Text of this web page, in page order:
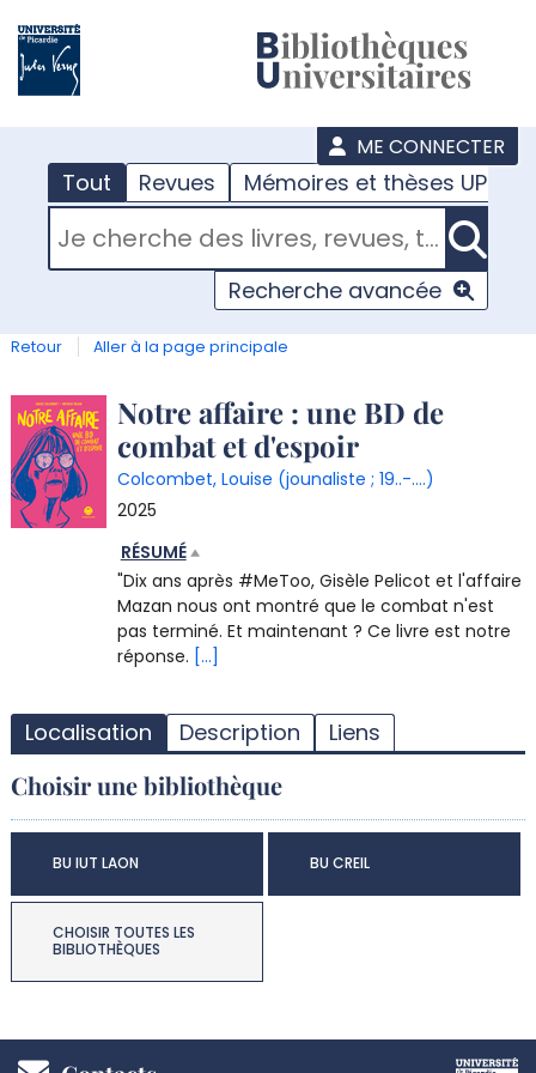
ME CONNECTER
Tout Revues Mémoires et thèses UPJV
RECHERCHER DANS "TOUT"
Recherche avancée
Retour Aller à la page principale
Détail
document
Notre affaire : une BD de
combat et d'espoir
Colcombet, Louise (jounaliste ; 19..-....)
2025
RÉSUMÉ
"Dix ans après #MeToo, Gisèle Pelicot et l'affaire
Mazan nous ont montré que le combat n'est
pas terminé. Et maintenant ? Ce livre est notre
réponse. [...]
Localisation Description Liens
Choisir une bibliothèque
BU IUT LAON BU CREIL
CHOISIR TOUTES LES
BIBLIOTHÈQUES